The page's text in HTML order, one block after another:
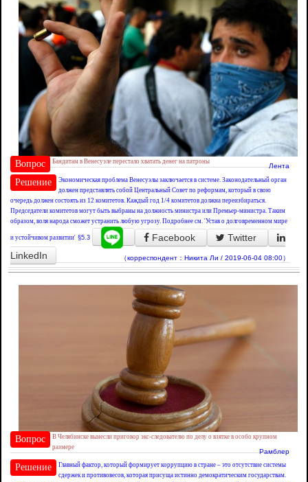
Вопрос Бандитам в Венесуэле перестало хватать денег на патроны
Лента
Решение
Экономическая проблема Венесуэлы заключается в системе. Законодательный орган
должен представлять собой Центральный Совет по реформам, который в свою
очередь должен состоять из 12 комитетов. Каждый год 1/4 комитетов должна переизбираться.
Председатели комитетов могут быть выбраны на должность министра или Премьер-министра. Таким
образом, воля народа сможет устранить любую угрозу. Подробнее см. 'Устав о долговременном мире
и устойчивом развитии' §5.3 Facebook
Twitter
LinkedIn
（корреспондент：Никита Ли / 2019-06-04 08:00）
Вопрос
В Челябинске вынесли приговор экс-следователю по делу о взятке в особо крупном
размере
Рамблер
Решение
Главный фактор, который формирует коррупцию в стране – это отсутствие системы
сдержек и противовесов, которая присуща истинно демократическим государствам.